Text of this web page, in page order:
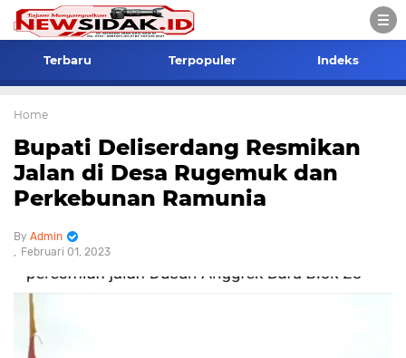
Terbaru Terpopuler Indeks
Home
Bupati Deliserdang Resmikan
Jalan di Desa Rugemuk dan
Perkebunan Ramunia
Admin
Februari 01, 2023